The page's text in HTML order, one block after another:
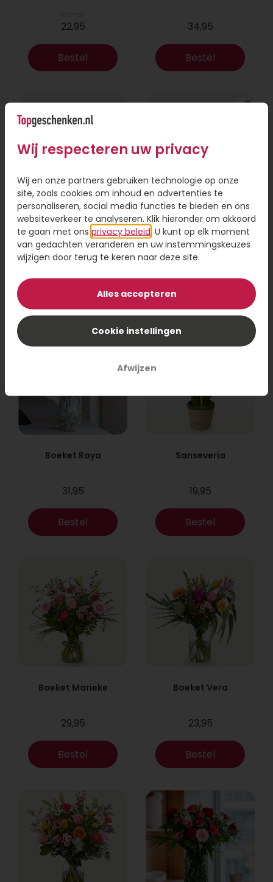
22,95
Bestel
34,95
Bestel
Boeket Lexie
Vanaf
18,95
Phlebodium
16,95
Boeket Raya
31,95
Bestel
Sanseveria
19,95
Bestel
Boeket Marieke
29,95
Bestel
Boeket Vera
23,95
Bestel
Wij respecteren uw privacy
Wij en onze partners gebruiken technologie op onze
site, zoals cookies om inhoud en advertenties te
personaliseren, social media functies te bieden en ons
websiteverkeer te analyseren. Klik hieronder om akkoord
te gaan met ons privacy beleid . U kunt op elk moment
van gedachten veranderen en uw instemmingskeuzes
wijzigen door terug te keren naar deze site.
Alles accepteren
Cookie instellingen
Afwijzen